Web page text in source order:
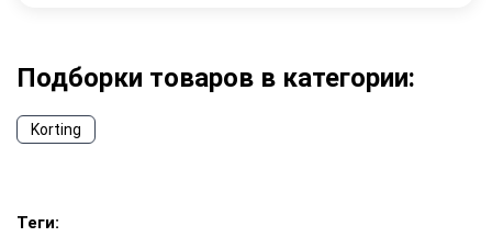
Подборки товаров в категории:
Korting
Теги: